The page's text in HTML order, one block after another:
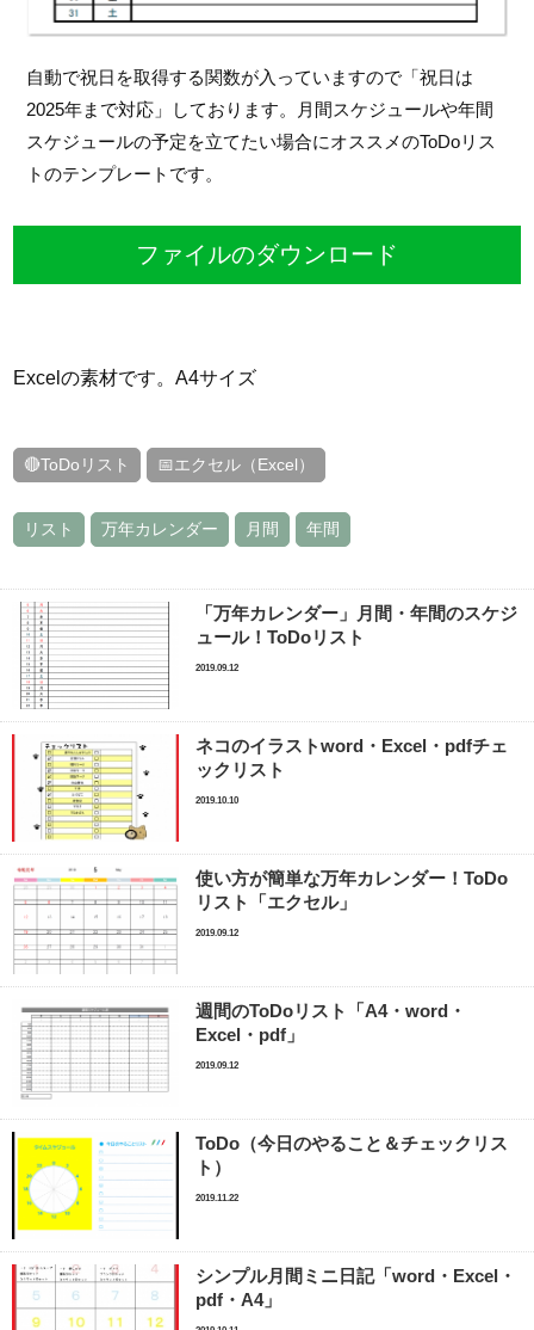
自動で祝日を取得する関数が入っていますので「祝日は
2025年まで対応」しております。月間スケジュールや年間
スケジュールの予定を立てたい場合にオススメのToDoリス
トのテンプレートです。
ファイルのダウンロード
Excelの素材です。A4サイズ
🔴ToDoリスト 📅エクセル（Excel）
リスト 万年カレンダー 月間 年間
「万年カレンダー」月間・年間のスケジ
ュール！ToDoリスト
2019.09.12
ネコのイラストword・Excel・pdfチェ
ックリスト
2019.10.10
使い方が簡単な万年カレンダー！ToDo
リスト「エクセル」
2019.09.12
週間のToDoリスト「A4・word・
Excel・pdf」
2019.09.12
ToDo（今日のやること＆チェックリス
ト）
2019.11.22
シンプル月間ミニ日記「word・Excel・
pdf・A4」